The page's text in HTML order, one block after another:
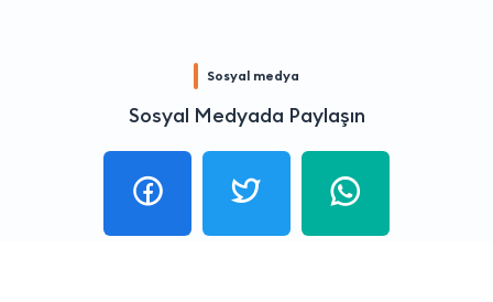
Sosyal medya
Sosyal Medyada Paylaşın